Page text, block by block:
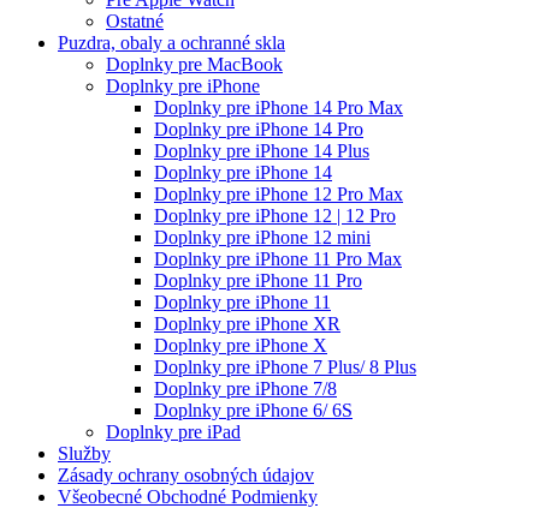
Ostatné
Puzdra, obaly a ochranné skla
Doplnky pre MacBook
Doplnky pre iPhone
Doplnky pre iPhone 14 Pro Max
Doplnky pre iPhone 14 Pro
Doplnky pre iPhone 14 Plus
Doplnky pre iPhone 14
Doplnky pre iPhone 12 Pro Max
Doplnky pre iPhone 12 | 12 Pro
Doplnky pre iPhone 12 mini
Doplnky pre iPhone 11 Pro Max
Doplnky pre iPhone 11 Pro
Doplnky pre iPhone 11
Doplnky pre iPhone XR
Doplnky pre iPhone X
Doplnky pre iPhone 7 Plus/ 8 Plus
Doplnky pre iPhone 7/8
Doplnky pre iPhone 6/ 6S
Doplnky pre iPad
Služby
Zásady ochrany osobných údajov
Všeobecné Obchodné Podmienky